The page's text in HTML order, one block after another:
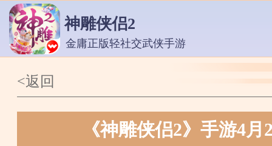
神雕侠侣2
金庸正版轻社交武侠手游
<返回
《神雕侠侣2》手游4